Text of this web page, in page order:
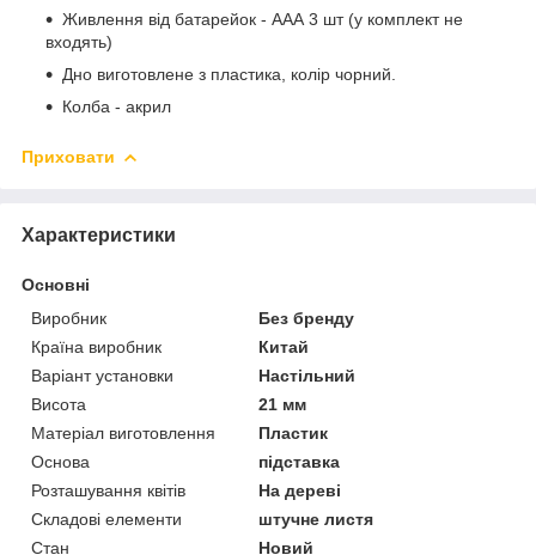
Живлення від батарейок - ААА 3 шт (у комплект не
входять)
Дно виготовлене з пластика, колір чорний.
Колба - акрил
Приховати
Характеристики
Основні
Виробник
Без бренду
Країна виробник
Китай
Варіант установки
Настільний
Висота
21 мм
Матеріал виготовлення
Пластик
Основа
підставка
Розташування квітів
На дереві
Складові елементи
штучне листя
Стан
Новий